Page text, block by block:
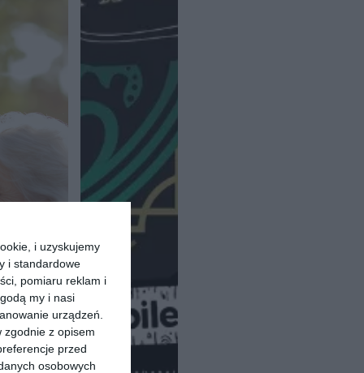
i uzyskujemy
i standardowe
pomiaru reklam i
my i nasi
urządzeń.
zgodnie z opisem
przed
osobowych